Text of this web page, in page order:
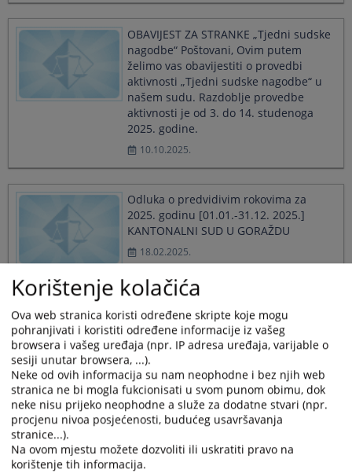
OBAVIJEST ZA STRANKE „Tjedni sudske
nagodbe“ Poštovani, Ovim putem
želimo vas obavijestiti o provedbi
aktivnosti „Tjedni sudske nagodbe“ u
našem sudu. Razdoblje provedbe
aktivnosti je od 3. do 14. studenoga
2025. godine.
10.10.2025.
Odluka o predvidivim rokovima za
2025. godinu [01.01.-31.12. 2025.]
KANTONALNI SUD U GORAŽDU
18.02.2025.
SUDA U GORAŽDU za period od
01.01.2024. do 31.12.2024. godine.
06.02.2025.
IZVJEŠTAJ o poštivanju optimalnih i
predvidivih rokova Kantonalnog suda u
Goraždu za period 01.01.2024. do
31.12.2024.godine. Analiza pokazatelja
Korištenje kolačića
Ova web stranica koristi određene skripte koje mogu
pohranjivati i koristiti određene informacije iz vašeg
browsera i vašeg uređaja (npr. IP adresa uređaja, varijable o
sesiji unutar browsera, ...).
Neke od ovih informacija su nam neophodne i bez njih web
stranica ne bi mogla fukcionisati u svom punom obimu, dok
neke nisu prijeko neophodne a služe za dodatne stvari (npr.
procjenu nivoa posjećenosti, budućeg usavršavanja
stranice...).
Na ovom mjestu možete dozvoliti ili uskratiti pravo na
korištenje tih informacija.